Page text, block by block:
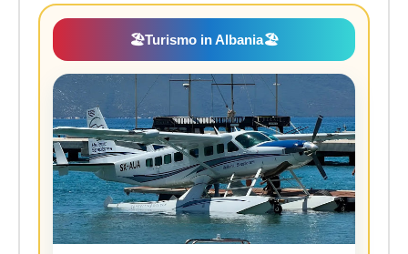
🏖️Turismo in Albania🏖️